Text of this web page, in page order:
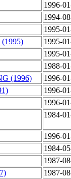
1996-
1994-
1995-
1995-
1995-
1988-
(1996)
1996-
1996-
1996-
1984-
1996-
1984-
1987-
1987-